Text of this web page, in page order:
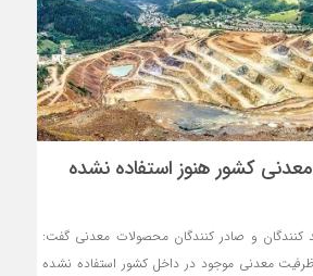
کشور هنوز استفاده نشده
کنندگان و صادر کنندگان محصولات معدنی گفت:
هنوز ۴۰ درصد ظرفیت معدنی موجود در داخل کشور استفاده نشده